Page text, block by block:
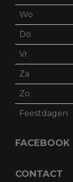
Wo
Do
Vr
Za
Zo
Feestdagen
FACEBOOK
CONTACT